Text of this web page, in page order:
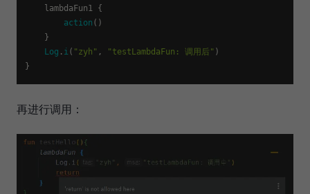
    lambdaFun1 {
action ()
    }
Log . i( "zyh" , "testLambdaFun: 调用后" )
再进行调用：